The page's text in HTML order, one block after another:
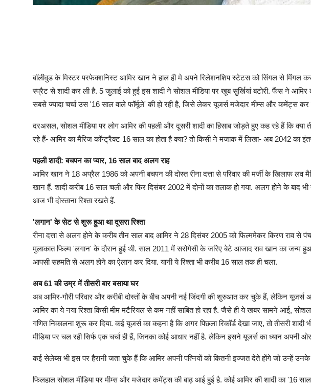
बॉलीवुड के मिस्टर परफेक्शनिस्ट आमिर खान ने हाल ही मे अपने रिलेशनशिप स्टेटस को सिंगल से मिंगल कर
स्प्रैट से शादी कर ली है. 5 जुलाई को हुई इस शादी ने सोशल मीडिया पर खूब सुर्खियां बटोरी. फैंस ने आमिर
सबसे ज्यादा चर्चा उस '16 साल वाले फॉर्मूले' की हो रही है, जिसे लेकर यूजर्स मजेदार मीम्स और कमेंट्स कर
दरअसल, सोशल मीडिया पर लोग आमिर की पहली और दूसरी शादी का हिसाब जोड़ते हुए कह रहे हैं कि क्या
रहे हैं- आमिर का मैरिज कॉन्ट्रैक्ट 16 साल का होता है क्या? तो किसी ने मजाक में लिखा- अब 2042 का
पहली शादी: बचपन का प्यार, 16 साल बाद अलग राह
आमिर खान ने 18 अप्रैल 1986 को अपनी बचपन की दोस्त रीना दत्ता से परिवार की मर्जी के खिलाफ
खान हैं. शादी करीब 16 साल चली और फिर दिसंबर 2002 में दोनों का तलाक हो गया. अलग होने के बाद
आज भी दोस्ताना रिश्ता रखते हैं.
'लगान' के सेट से शुरू हुआ था दूसरा रिश्ता
रीना दत्ता से अलग होने के करीब तीन साल बाद आमिर ने 28 दिसंबर 2005 को फिल्ममेकर किरण राव से
मुलाकात फिल्म 'लगान' के दौरान हुई थी. साल 2011 में सरोगेसी के जरिए बेटे आजाद राव खान का
आपसी सहमति से अलग होने का ऐलान कर दिया. यानी ये रिश्ता भी करीब 16 साल तक ही चला.
अब 61 की उम्र में तीसरी बार बसाया घर
अब आमिर-गौरी परिवार और करीबी दोस्तों के बीच अपनी नई जिंदगी की शुरुआत कर चुके हैं, लेकिन
आमिर का ये नया रिश्ता किसी मीम मटैरियल से कम नहीं साबित हो रहा है. जैसे ही ये खबर सामने आई, सोशल
गणित निकालना शुरू कर दिया. कई यूजर्स का कहना है कि अगर पिछला रिकॉर्ड देखा जाए, तो तीसरी
मीडिया पर चल रही सिर्फ एक चर्चा ही हैं, जिनका कोई आधार नहीं है. लेकिन इसने यूजर्स का ध्यान अपनी
कई सेलेब्स भी इस पर हैरानी जता चुके हैं कि आमिर अपनी पत्नियों को कितनी इज्जत देते होंगे जो उन्हें
फिलहाल सोशल मीडिया पर मीम्स और मजेदार कमेंट्स की बाढ़ आई हुई है. कोई आमिर की शादी का '16 साल